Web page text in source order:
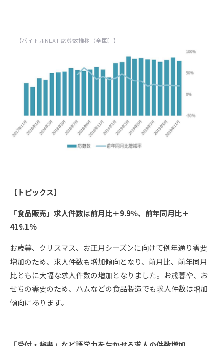
【バイトルNEXT 応募数推移（全国）】
【トピックス】
「食品販売」求人件数は前月比＋9.9％、前年同月比＋
419.1％
お歳暮、クリスマス、お正月シーズンに向けて例年通り需要
増加のため、求人件数も増加傾向となり、前月比、前年同月
比ともに大幅な求人件数の増加となりました。お歳暮や、お
せちの需要のため、ハムなどの食品製造でも求人件数は増加
傾向にあります。